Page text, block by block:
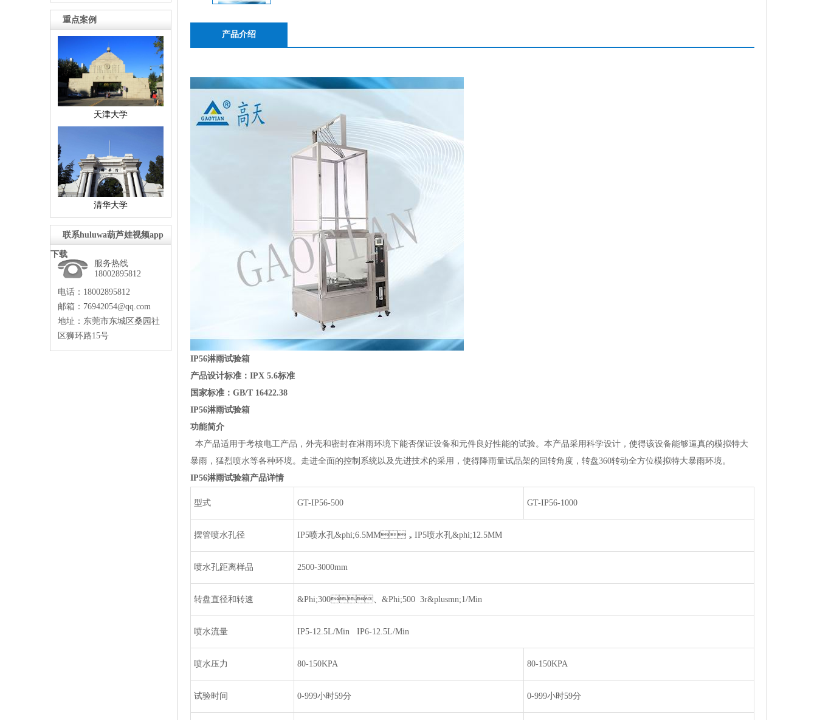
重点案例
天津大学
清华大学
联系huluwa葫芦娃视频app
下载
服务热线
18002895812
电话：18002895812
邮箱：76942054@qq.com
地址：东莞市东城区桑园社
区狮环路15号
产品介绍
IP56淋雨试验箱
产品设计标准： IPX5.6标准
国家标准： GB/T16422.38
IP56淋雨试验箱
功能简介
本产品适用于考核电工产品，外壳和密封在淋雨环境下能否保证设备和元件良好性能的试验。本产品采用科学设计，使得该设备能够逼真的模拟特大
暴雨，猛烈喷水等各种环境。走进全面的控制系统以及先进技术的采用，使得降雨量试品架的回转角度，转盘360转动全方位模拟特大暴雨环境。
IP56淋雨试验箱产品详情
型式 GT-IP56-500 GT-IP56-1000
摆管喷水孔径 IP5喷水孔&phi;6.5MM，IP5喷水孔&phi;12.5MM
喷水孔距离样品 2500-3000mm
转盘直径和转速 &Phi;300、&Phi;5003r&plusmn;1/Min
喷水流量 IP5-12.5L/MinIP6-12.5L/Min
喷水压力 80-150KPA 80-150KPA
试验时间 0-999小时59分 0-999小时59分